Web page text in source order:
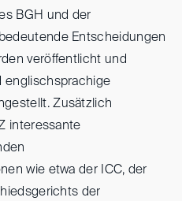
BGH und der
Entscheidungen
veröffentlicht und
englischsprachige
Zusätzlich
interessante
wie etwa der ICC, der
der